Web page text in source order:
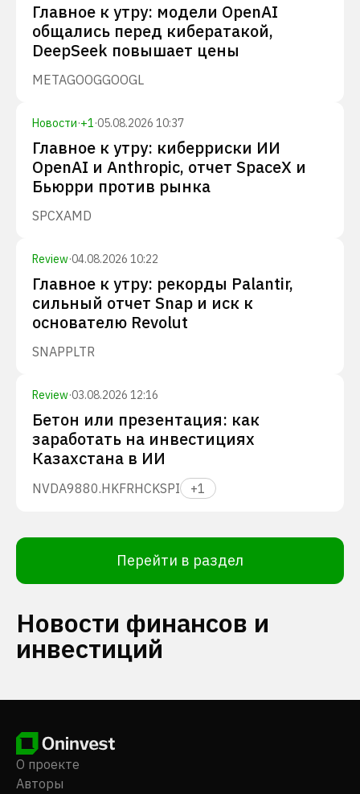
Главное к утру: модели OpenAI
общались перед кибератакой,
DeepSeek повышает цены
METAGOOGGOOGL
Новости·+1·05.08.2026 10:37
Главное к утру: киберриски ИИ
OpenAI и Anthropic, отчет SpaceX и
Бьюрри против рынка
SPCXAMD
Review·04.08.2026 10:22
Главное к утру: рекорды Palantir,
сильный отчет Snap и иск к
основателю Revolut
SNAPPLTR
Review·03.08.2026 12:16
Бетон или презентация: как
заработать на инвестициях
Казахстана в ИИ
NVDA9880.HKFRHCKSPI +1
Перейти в раздел
Новости финансов и
инвестиций
О проекте
Авторы